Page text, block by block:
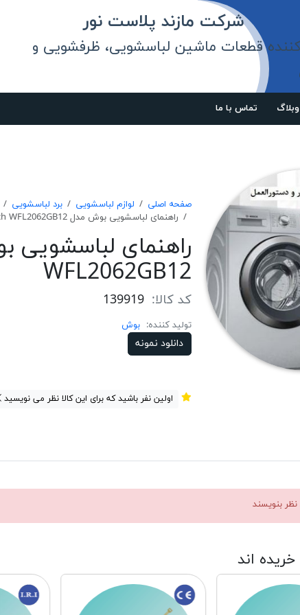
مازند پلاست نور
کننده قطعات ماشین لباسشویی، ظرفشویی و
وبلاگ تماس با ما
صفحه اصلی لوازم لباسشویی برد لباسشویی
راهنمای لباسشویی بوش مدل Bosch WFL2062GB12
WFL2062GB12
کد کالا: 139919
تولید کننده: بوش
دانلود نمونه
اولین نفر باشید که برای این کالا نظر می نویسید
نظر بنویسند
خریده اند